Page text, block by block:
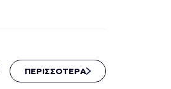
ΠΕΡΙΣΣΟΤΕΡΑ